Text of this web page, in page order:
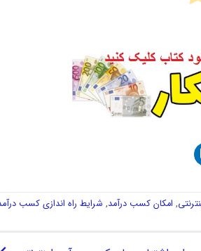
, امکان کسب درآمد, شرایط راه اندازی کسب